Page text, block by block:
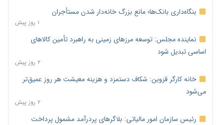
بنگاه‌داری بانک‌ها؛ مانع بزرگ خانه‌دار شدن مستأجران
۱ روز پیش
نماینده مجلس: توسعه مرزهای زمینی به راهبرد تأمین کالاهای
اساسی تبدیل شود
۲ روز پیش
خانه کارگر قزوین: شکاف دستمزد و هزینه معیشت هر روز عمیق‌تر
می‌شود
۲ روز پیش
رئیس سازمان امور مالیاتی: بلاگرهای پردرآمد مشمول پرداخت